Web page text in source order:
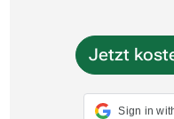
Jetzt
Sign in